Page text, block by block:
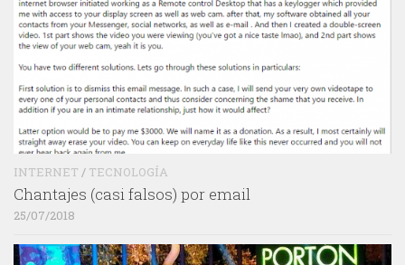
INTERNET / TECNOLOGÍA
Chantajes (casi falsos) por email
25/07/2018